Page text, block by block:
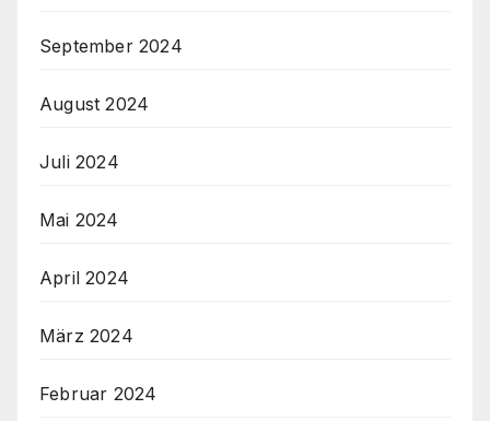
September 2024
August 2024
Juli 2024
Mai 2024
April 2024
März 2024
Februar 2024